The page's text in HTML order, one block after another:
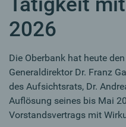
2026
Die Oberbank hat heute
Generaldirektor Dr. Franz
des Aufsichtsrats, Dr.
Auflösung seines bis Mai
Vorstandsvertrags mit